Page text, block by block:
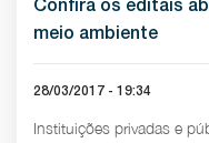
Confira os editais
meio ambiente
28/03/2017 - 19:34
Instituições privadas e